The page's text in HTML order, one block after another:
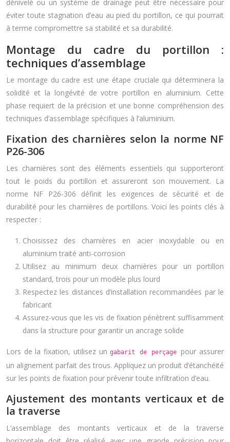
dénivelé ou un système de drainage peut être nécessaire pour
éviter toute stagnation d’eau au pied du portillon, ce qui pourrait
à terme compromettre sa stabilité et sa durabilité.
Montage du cadre du portillon :
techniques d’assemblage
Le montage du cadre est une étape cruciale qui déterminera la
solidité et la longévité de votre portillon en aluminium. Cette
phase requiert de la précision et une bonne compréhension des
techniques d’assemblage spécifiques à l’aluminium.
Fixation des charnières selon la norme NF
P26-306
Les charnières sont des éléments essentiels qui supporteront
tout le poids du portillon et assureront son mouvement. La
norme NF P26-306 définit les exigences de sécurité et de
durabilité pour les charnières de portillons. Voici les points clés à
respecter :
Choisissez des charnières en acier inoxydable ou en
aluminium traité anti-corrosion
Utilisez au minimum deux charnières pour un portillon
standard, trois pour un modèle plus lourd
Respectez les distances d’installation recommandées par le
fabricant
Assurez-vous que les vis de fixation pénètrent suffisamment
dans la structure pour garantir un ancrage solide
Lors de la fixation, utilisez ungabarit de perçage pour assurer
un alignement parfait des trous. Appliquez un produit d’étanchéité
sur les points de fixation pour prévenir toute infiltration d’eau.
Ajustement des montants verticaux et de
la traverse
L’assemblage des montants verticaux et de la traverse